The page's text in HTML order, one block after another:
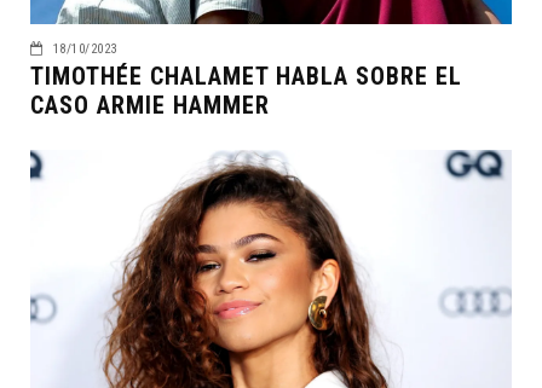
18/10/2023
TIMOTHÉE CHALAMET HABLA SOBRE EL
CASO ARMIE HAMMER